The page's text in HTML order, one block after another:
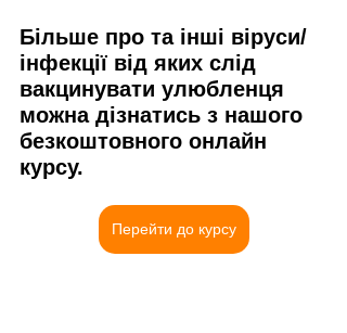
Більше про та інші віруси/
інфекції від яких слід
вакцинувати улюбленця
можна дізнатись з нашого
безкоштовного онлайн
курсу.
Перейти до курсу